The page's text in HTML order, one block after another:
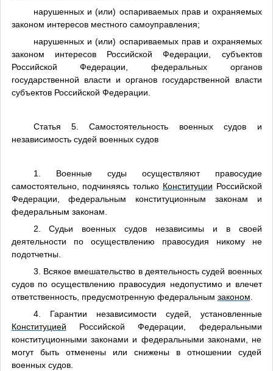
нарушенных и (или) оспариваемых прав и охраняемых
законом интересов местного самоуправления;
нарушенных и (или) оспариваемых прав и охраняемых
законом интересов Российской Федерации, субъектов
Российской Федерации, федеральных органов
государственной власти и органов государственной власти
субъектов Российской Федерации.
Статья 5. Самостоятельность военных судов и
независимость судей военных судов
1. Военные суды осуществляют правосудие
самостоятельно, подчиняясь только Конституции Российской
Федерации, федеральным конституционным законам и
федеральным законам.
2. Судьи военных судов независимы и в своей
деятельности по осуществлению правосудия никому не
подотчетны.
3. Всякое вмешательство в деятельность судей военных
судов по осуществлению правосудия недопустимо и влечет
ответственность, предусмотренную федеральным законом
4. Гарантии независимости судей, установленные
Конституцией Российской Федерации, федеральными
конституционными законами и федеральными законами, не
могут быть отменены или снижены в отношении судей
военных судов.